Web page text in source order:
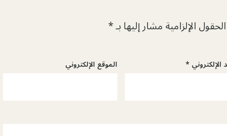
الحقول الإلزامية مشار إليها بـ*
الإلكتروني * الموقع الإلكتروني